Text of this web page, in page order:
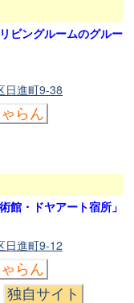
ビングルームのグルー
日進町9-38
ゃらん
館・ドヤアート宿所」
日進町9-12
ゃらん
独自サイト